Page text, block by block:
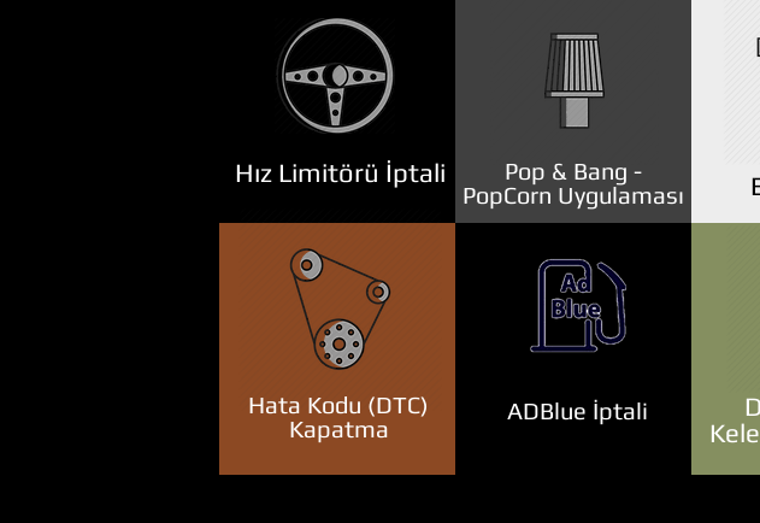
Hız Limitörü İptali
Pop & Bang -
PopCorn Uygulaması
Hata Kodu (DTC)
Kapatma
ADBlue İptali